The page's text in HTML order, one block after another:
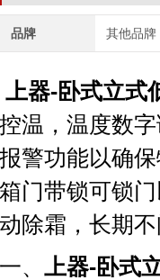
品牌 其他品牌
上器-卧式立式
控温，温度数
报警功能以确
箱门带锁可锁
动除霜，长期
一、 上器-卧式